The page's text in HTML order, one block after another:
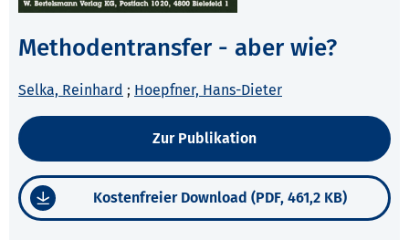
Methodentransfer - aber wie?
Selka, Reinhard ; Hoepfner, Hans-Dieter
Zur Publikation
Kostenfreier Download (PDF, 461,2 KB)